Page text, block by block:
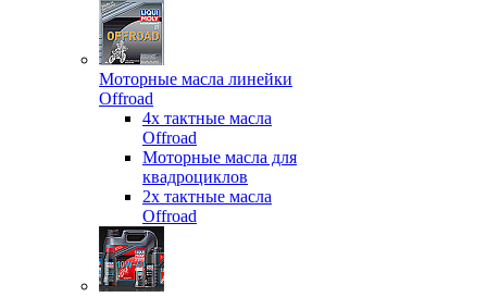
Моторные масла линейки
Offroad
4х тактные масла
Offroad
Моторные масла для
квадроциклов
2х тактные масла
Offroad